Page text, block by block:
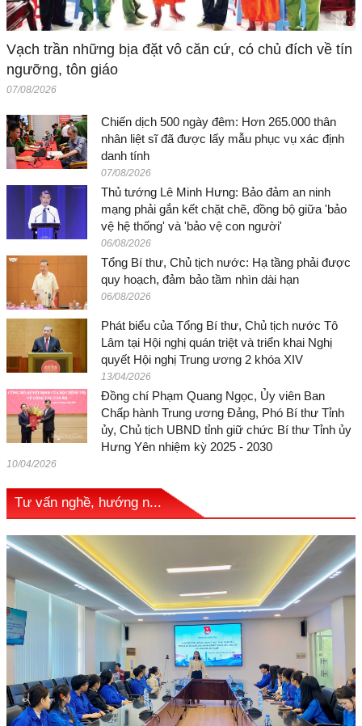
Vạch trần những bịa đặt vô căn cứ, có chủ đích về tín
ngưỡng, tôn giáo
07/08/2026
Chiến dịch 500 ngày đêm: Hơn 265.000 thân
nhân liệt sĩ đã được lấy mẫu phục vụ xác định
danh tính
07/08/2026
Thủ tướng Lê Minh Hưng: Bảo đảm an ninh
mạng phải gắn kết chặt chẽ, đồng bộ giữa 'bảo
vệ hệ thống' và 'bảo vệ con người'
06/08/2026
Tổng Bí thư, Chủ tịch nước: Hạ tầng phải được
quy hoạch, đảm bảo tầm nhìn dài hạn
06/08/2026
Phát biểu của Tổng Bí thư, Chủ tịch nước Tô
Lâm tại Hội nghị quán triệt và triển khai Nghị
quyết Hội nghị Trung ương 2 khóa XIV
13/04/2026
Đồng chí Phạm Quang Ngọc, Ủy viên Ban
Chấp hành Trung ương Đảng, Phó Bí thư Tỉnh
ủy, Chủ tịch UBND tỉnh giữ chức Bí thư Tỉnh ủy
Hưng Yên nhiệm kỳ 2025 - 2030
10/04/2026
Tư vấn nghề, hướng n...